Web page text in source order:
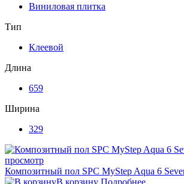
Виниловая плитка
Тип
Клеевой
Длина
659
Ширина
329
просмотр
Композитный пол SPC MyStep Aqua 6
В корзину Подробнее